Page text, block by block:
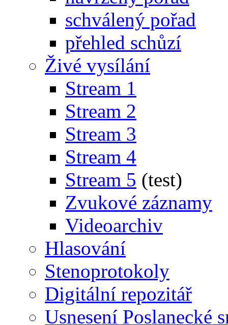
schválený pořad
přehled schůzí
Živé vysílání
Stream 1
Stream 2
Stream 3
Stream 4
Stream 5 (test)
Zvukové záznamy
Videoarchiv
Hlasování
Stenoprotokoly
Digitální repozitář
Usnesení Poslanecké